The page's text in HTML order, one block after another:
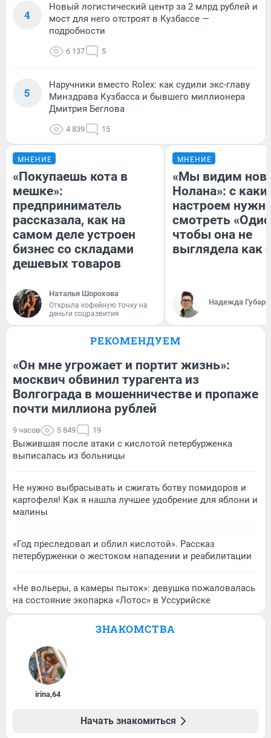
4
Новый логистический центр за 2 млрд рублей и
мост для него отстроят в Кузбассе —
подробности
6 137 5
5
Наручники вместо Rolex: как судили экс-главу
Минздрава Кузбасса и бывшего миллионера
Дмитрия Беглова
4 839 15
МНЕНИЕ
«Покупаешь кота в
мешке»:
предприниматель
рассказала, как на
самом деле устроен
бизнес со складами
дешевых товаров
Наталья Шорохова
Открыла кофейную точку на
деньги соцразвития
МНЕНИЕ
«Мы видим
Нолана»: с
настроем
смотреть
чтобы она не
выглядела как
Надежда Губарь
РЕКОМЕНДУЕМ
«Он мне угрожает и портит жизнь»:
москвич обвинил турагента из
Волгограда в мошенничестве и пропаже
почти миллиона рублей
9 часов 5 849 19
Выжившая после атаки с кислотой петербурженка
выписалась из больницы
Не нужно выбрасывать и сжигать ботву помидоров и
картофеля! Как я нашла лучшее удобрение для яблони и
малины
«Год преследовал и облил кислотой». Рассказ
петербурженки о жестоком нападении и реабилитации
«Не вольеры, а камеры пыток»: девушка пожаловалась
на состояние экопарка «Лотос» в Уссурийске
ЗНАКОМСТВА
irina,64
Начать знакомиться